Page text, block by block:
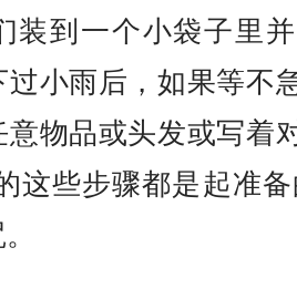
过小雨后，如果等不
意物品或头发或写着
这些步骤都是起准